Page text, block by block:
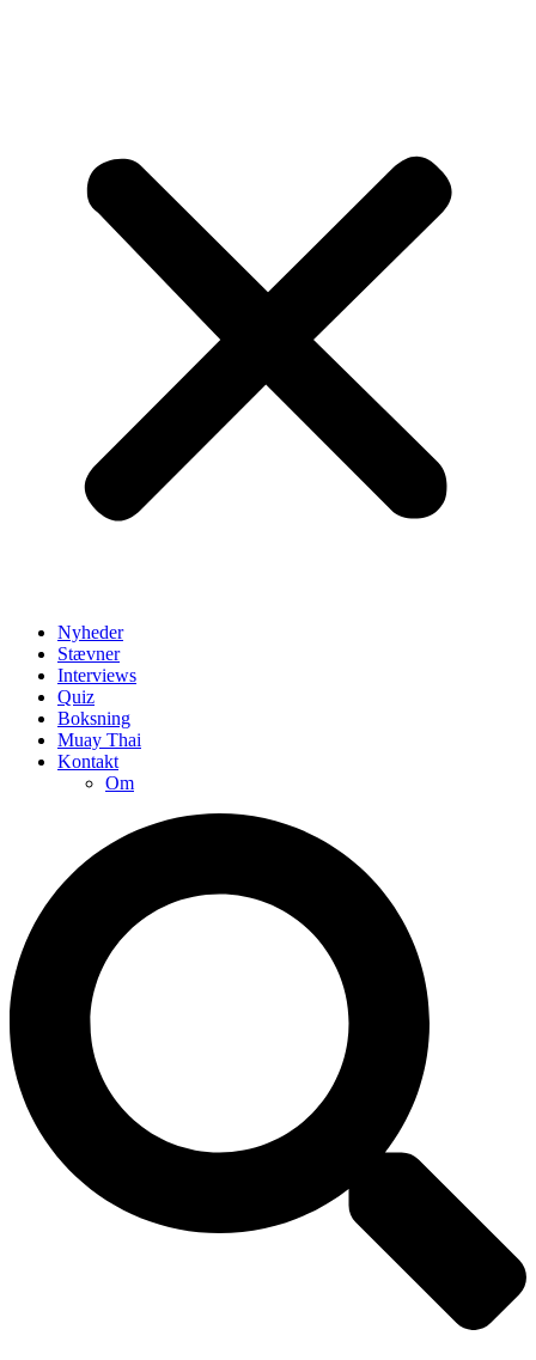
Nyheder
Stævner
Interviews
Quiz
Boksning
Muay Thai
Kontakt
Om